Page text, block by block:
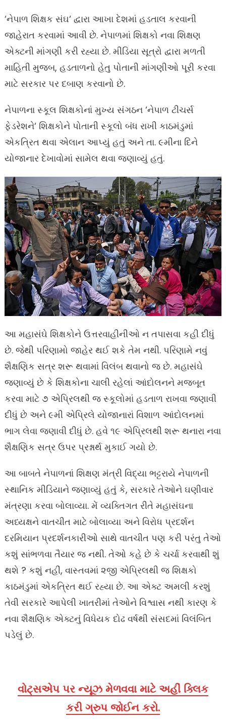
‘નેપાળ શિક્ષક સંઘ‘ દ્વારા આખા દેશમાં હડતાલ કરવાની
જાહેરાત કરવામાં આવી છે. નેપાળમાં શિક્ષકો નવા શિક્ષણ
એક્ટની માંગણી કરી રહ્યા છે. મીડિયા સૂત્રો દ્વારા મળતી
માહિતી મુજબ, હડતાળનો હેતુ પોતાની માંગણીઓ પૂરી કરવા
માટે સરકાર પર દબાણ કરવાનો છે.
નેપાળના સ્કૂલ શિક્ષકોનાં મુખ્ય સંગઠન ‘નેપાળ ટીચર્સ
ફેડરેશને‘ શિક્ષકોને પોતાની સ્કૂલો બંધ રાખી કાઠમંડુમાં
એકત્રિત થવા એલાન આપ્યું હતું અને તા. ૯મીના દિને
યોજાનાર દેખાવોમાં સામેલ થવા જણાવ્યું હતું.
આ મહાસંઘે શિક્ષકોને ઉત્તરવાહીનીઓ ન તપાસવા કહી દીધું
છે. જેથી પરિણામો જાહેર થઈ શકે તેમ નથી. પરિણામે નવું
શૈક્ષણિક સત્ર શરૂ થવામાં વિલંબ થવાનો જ છે. મહાસંઘે
જણાવ્યું છે કે શિક્ષકોના ચાલી રહેલાં આંદોલનને મજબૂત
કરવા માટે ૭ એપ્રિલથી જ સ્કૂલોમાં હડતાળ રાખવા જણાવી
દીધું છે અને ૯મી એપ્રિલે યોજાનારાં વિશાળ આંદોલનમાં
ભાગ લેવા જણાવી દીધું છે. હવે ૧૯ એપ્રિલથી શરૂ થનારા નવા
શૈક્ષણિક સત્ર ઉપર પ્રશ્નાર્થ મુકાઈ ગયો છે.
આ બાબતે નેપાળનાં શિક્ષણ મંત્રી વિદ્યા ભટ્ટરાયે નેપાળની
સ્થાનિક મીડિયાને જણાવ્યું હતું કે, સરકારે તેઓને ઘણીવાર
મંત્રણા કરવા બોલાવ્યા. મેં વ્યક્તિગત રીતે મહાસંઘના
અધ્યક્ષને વાતચીત માટે બોલાવ્યા અને વિરોધ પ્રદર્શન
દરમિયાન પ્રદર્શનકારીઓ સાથે વાતચીત પણ કરી પરંતુ તેઓ
કશું સાંભળવા તૈયાર જ નથી. તેઓ કહે છે કે ચર્ચા કરવાથી શું
થશે ? કશું નહીં, વાસ્તવમાં ૨જી એપ્રિલથી જ શિક્ષકો
કાઠમંડુમાં એકત્રિત થઈ રહ્યા છે. આ એક્ટ અમલી કરશું
તેવી સરકારે આપેલી ખાતરીમાં તેઓને વિશ્વાસ નથી કારણ કે
નવા શૈક્ષણિક એક્ટનું વિધેયક દોઢ વર્ષથી સંસદમાં વિલંબિત
પડેલું છે.
વોટ્સએપ પર ન્યૂઝ મેળવવા માટે અહીં ક્લિક
કરી ગ્રુપ જોઈન કરો.